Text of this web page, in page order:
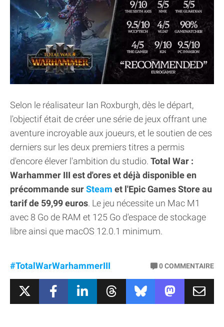
Selon le réalisateur Ian Roxburgh, dès le départ,
l'objectif était de créer une série de jeux offrant une
aventure incroyable aux joueurs, et le soutien de ces
derniers sur les deux premiers titres a permis
d'encore élever l'ambition du studio. Total War :
Warhammer III est d'ores et déjà disponible en
précommande surSteam et l'Epic Games Store au
tarif de 59,99 euros. Le jeu nécessite un Mac M1
avec 8 Go de RAM et 125 Go d'espace de stockage
libre ainsi que macOS 12.0.1 minimum.
#TotalWarWarhammerIII 0COMMENTAIRE